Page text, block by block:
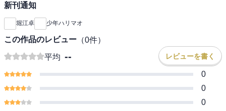
新刊通知
堀江卓 少年ハリマオ
この作品のレビュー （0件）
平均 -- レビューを書く
0
0
0